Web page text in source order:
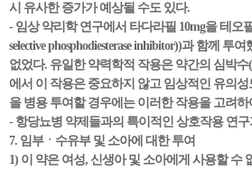
시 유사한 증가가 예상될 수도 있다.
- 임상 약리학 연구에서 타다라필 10mg을 테오
selective phosphodiesterase inhibitor))과 함께 투
없었다. 유일한 약력학적 작용은 약간의 심박수
에서 이 작용은 중요하지 않고 임상적인 유의
을 병용 투여할 경우에는 이러한 작용을 고려하
- 항당뇨병 약제들과의 특이적인 상호작용 연
7. 임부ㆍ수유부 및 소아에 대한 투여
1) 이 약은 여성, 신생아 및 소아에게 사용할 수